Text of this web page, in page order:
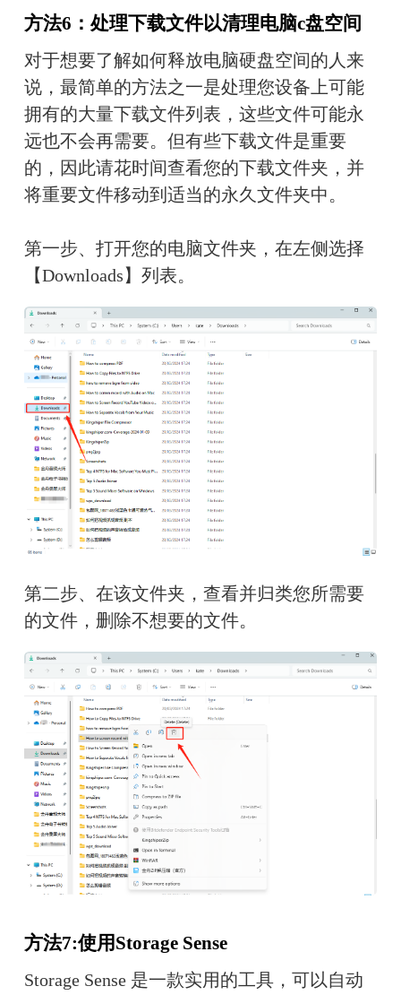
方法6：处理下载文件以清理电脑c盘空间
对于想要了解如何释放电脑硬盘空间的人来
说，最简单的方法之一是处理您设备上可能
拥有的大量下载文件列表，这些文件可能永
远也不会再需要。但有些下载文件是重要
的，因此请花时间查看您的下载文件夹，并
将重要文件移动到适当的永久文件夹中。
第一步、打开您的电脑文件夹，在左侧选择
【Downloads】列表。
第二步、在该文件夹，查看并归类您所需要
的文件，删除不想要的文件。
方法7:使用Storage Sense
Storage Sense 是一款实用的工具，可以自动